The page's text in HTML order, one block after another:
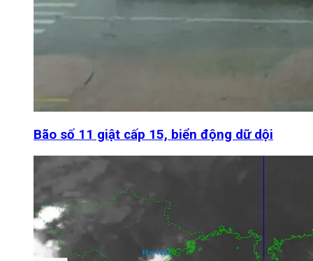
Bão số 11 giật cấp 15, biển động dữ dội